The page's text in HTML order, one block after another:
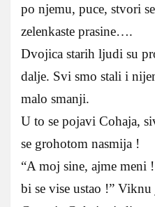
po njemu, puce, stvori
zelenkaste prasine….
Dvojica starih ljudi su
dalje. Svi smo stali i
malo smanji.
U to se pojavi Cohaja,
se grohotom nasmija !
“A moj sine, ajme meni
bi se vise ustao !”